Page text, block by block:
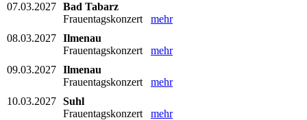
07.03.2027 Bad Tabarz
Frauentagskonzert mehr
08.03.2027 Ilmenau
Frauentagskonzert mehr
09.03.2027 Ilmenau
Frauentagskonzert mehr
10.03.2027 Suhl
Frauentagskonzert mehr